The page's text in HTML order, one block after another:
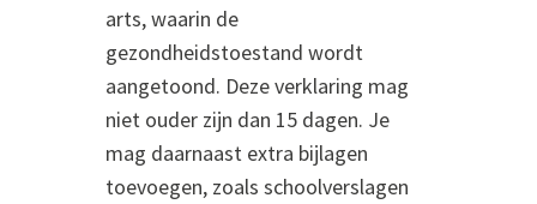
arts, waarin de
gezondheidstoestand wordt
aangetoond. Deze verklaring mag
niet ouder zijn dan 15 dagen. Je
mag daarnaast extra bijlagen
toevoegen, zoals schoolverslagen